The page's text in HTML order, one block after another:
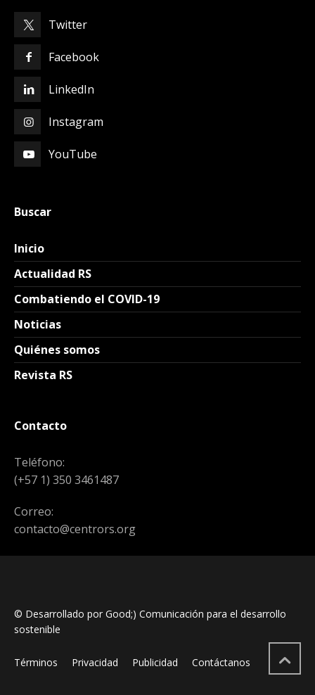
Twitter
Facebook
LinkedIn
Instagram
YouTube
Buscar
Inicio
Actualidad RS
Combatiendo el COVID-19
Noticias
Quiénes somos
Revista RS
Contacto
Teléfono:
(+57 1) 350 3461487
Correo:
contacto@centrors.org
© Desarrollado por Good;) Comunicación para el desarrollo
sostenible
Términos Privacidad Publicidad Contáctanos